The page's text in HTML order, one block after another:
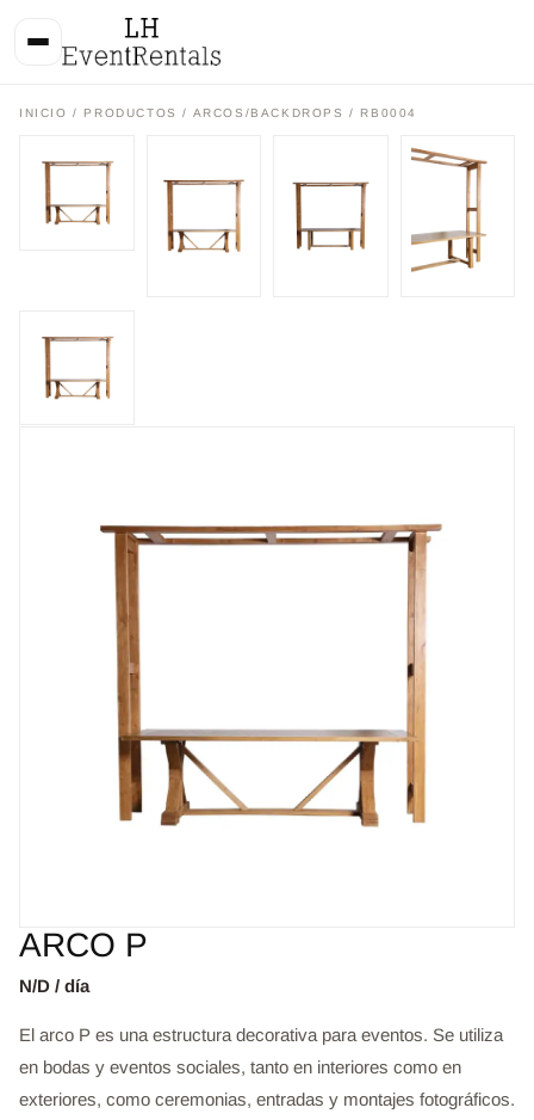
INICIO / PRODUCTOS/ ARCOS/BACKDROPS / RB0004
ARCO P
N/D / día
El arco P es una estructura decorativa para eventos. Se utiliza
en bodas y eventos sociales, tanto en interiores como en
exteriores, como ceremonias, entradas y montajes fotográficos.